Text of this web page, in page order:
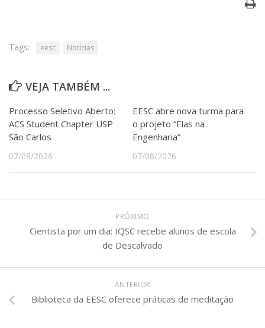
Tags: eesc Notícias
VEJA TAMBÉM ...
Processo Seletivo Aberto:
ACS Student Chapter USP
São Carlos
07/08/2026
EESC abre nova turma para
o projeto “Elas na
Engenharia”
07/08/2026
PRÓXIMO
Cientista por um dia: IQSC recebe alunos de escola
de Descalvado
ANTERIOR
Biblioteca da EESC oferece práticas de meditação